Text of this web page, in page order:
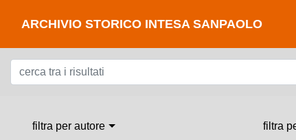
ARCHIVIO STORICO INTESA SANPAOLO
filtra per autore filtra